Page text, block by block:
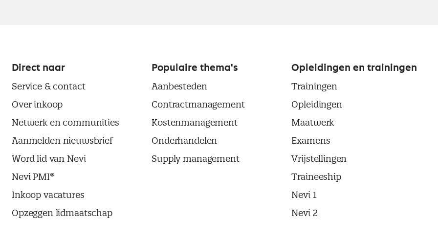
Direct naar
Service & contact
Over inkoop
Netwerk en communities
Aanmelden nieuwsbrief
Word lid van Nevi
Nevi PMI®
Inkoop vacatures
Opzeggen lidmaatschap
Populaire thema's
Aanbesteden
Contractmanagement
Kostenmanagement
Onderhandelen
Supply management
Opleidingen en trainingen
Trainingen
Opleidingen
Maatwerk
Examens
Vrijstellingen
Traineeship
Nevi 1
Nevi 2